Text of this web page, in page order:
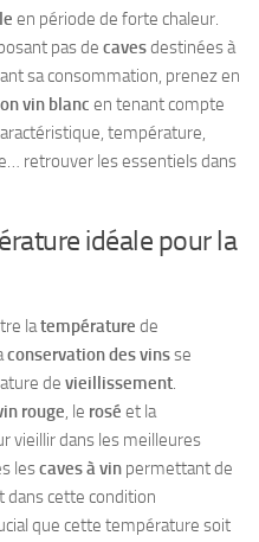
en période de forte chaleur.
pas de cavesdestinées à
sa consommation, prenez en
vin blanc en tenant compte
température,
retrouver les essentiels dans
idéale pour la
latempérature de
conservation des vinsse
de vieillissement.
rouge, le rosé et la
vieillir dans les meilleures
lescaves à vin permettant de
dans cette condition
que cette température soit